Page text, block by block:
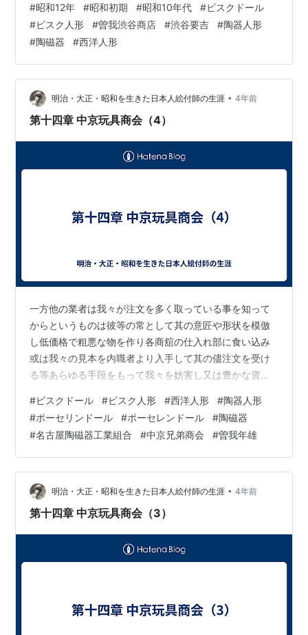
しては、みた物の一方では債鬼に追われ、納入も漸く其
の三分の一に足らない様な有様ではいくら製品が良くて
も取引きが順調に行く訳がない。毎日、毎日注文の取消
しや小言を聞く丈でも一と仕事だ。使用人の林という者
も居なくなって終った。 女中や私が内職廻りをしなけれ
ばならない。今ではそれも数が減って近所の五、六…
#昭和12年 #昭和初期 #昭和10年代 #ビスクドール
#ビスク人形 #曽我渋谷商店 #渋谷要吉 #陶器人形
#陶磁器 #西洋人形
明治・大正・昭和を生きた日本人絵付師の生涯 • 4年前
第十四章 中京玩具商会（4）
一方他の業者は我々が注文を多く取っている事を知って
からというものは彼等の常として其の意匠や形状を模倣
し低価格で粗悪な物を作り各商舘の仕入れ部に食い込み
或は我々の見本を内職者より入手して其の儘注文を受け
る等あらゆる手段をもって我々を妨害し又は豊かな資本
入れる等卑劣な行為の限りを尽くして漁夫の利を得よう
と、あがいていた。 又悪辣な商舘に至っては見本を出さ
せ注文は系列下の製造者に之を示し価格を定める等言語
同断な事をする者もあった。 其の商舘（特に名を秘す）
は英国向け輸出を主としていて英国の玩具商に有力な客
を持っていた。我商会としては、さほど久しい取引…
#ビスクドール #ビスク人形 #西洋人形 #陶器人形
#ポーセリンドール #ポーセレンドール #陶磁器
#名古屋陶磁器工業組合 #中京兄弟商会 #曽我年雄
明治・大正・昭和を生きた日本人絵付師の生涯 • 4年前
第十四章 中京玩具商会（3）